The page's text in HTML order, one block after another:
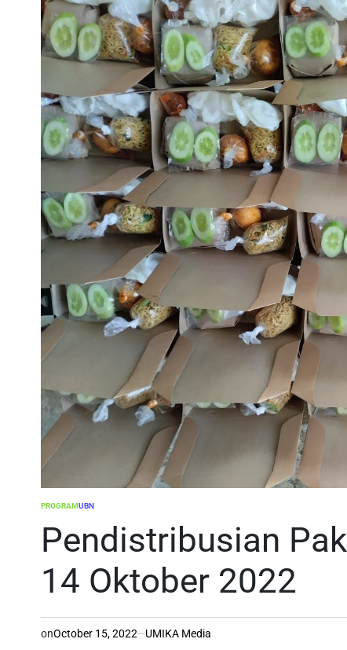
POSTED
PROGRAMUBN
Pendistribusian
14 Oktober 2022
onOctober 15, 2022 UMIKA Media